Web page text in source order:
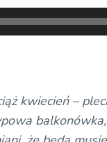
kwiecień –